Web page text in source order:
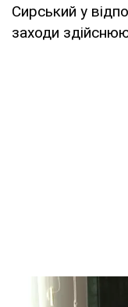
Сирський у
заходи